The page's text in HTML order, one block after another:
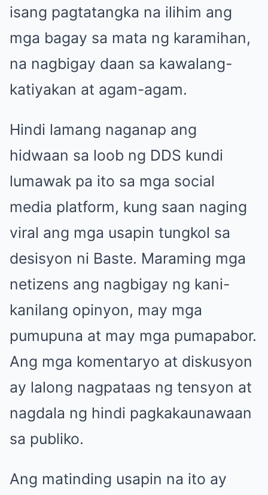
isang pagtatangka na ilihim ang
mga bagay sa mata ng karamihan,
na nagbigay daan sa kawalang-
katiyakan at agam-agam.
Hindi lamang naganap ang
hidwaan sa loob ng DDS kundi
lumawak pa ito sa mga social
media platform, kung saan naging
viral ang mga usapin tungkol sa
desisyon ni Baste. Maraming mga
netizens ang nagbigay ng kani-
kanilang opinyon, may mga
pumupuna at may mga pumapabor.
Ang mga komentaryo at diskusyon
ay lalong nagpataas ng tensyon at
nagdala ng hindi pagkakaunawaan
sa publiko.
Ang matinding usapin na ito ay